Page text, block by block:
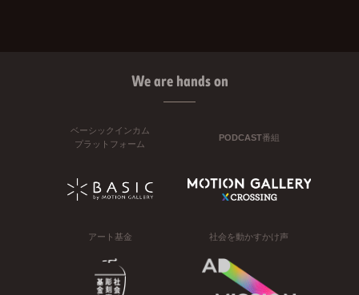
We are hands on
ベーシックインカム
プラットフォーム
PODCAST番組
アート基金 社会を動かすかけ声